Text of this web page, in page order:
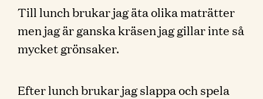
Till lunch brukar jag äta olika maträtter
men jag är ganska kräsen jag gillar inte så
mycket grönsaker.
Efter lunch brukar jag slappa och spela